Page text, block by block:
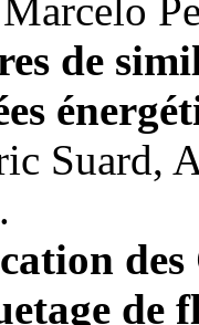
de
Suard,
des
de